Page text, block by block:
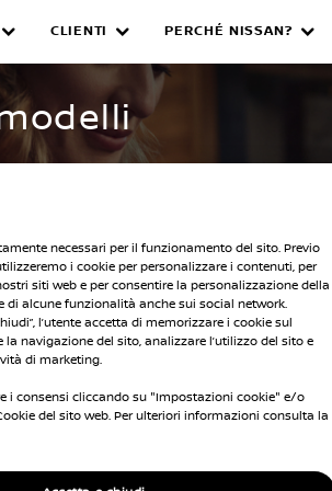
CLIENTI PERCHÉ NISSAN?
Seleziona
necessari per il funzionamento del sito. Previo
i cookie per personalizzare i contenuti, per
siti web e per consentire la personalizzazione della
di alcune funzionalità anche sui social network.
l’utente accetta di memorizzare i cookie sul
navigazione del sito, analizzare l’utilizzo del sito e
di marketing.
i consensi cliccando su "Impostazioni cookie" e/o
del sito web. Per ulteriori informazioni consulta la